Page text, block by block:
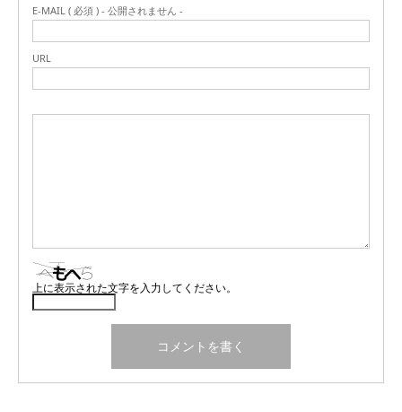
E-MAIL ( 必須 ) - 公開されません -
URL
上に表示された文字を入力してください。